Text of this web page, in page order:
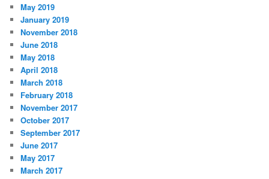
May 2019
January 2019
November 2018
June 2018
May 2018
April 2018
March 2018
February 2018
November 2017
October 2017
September 2017
June 2017
May 2017
March 2017